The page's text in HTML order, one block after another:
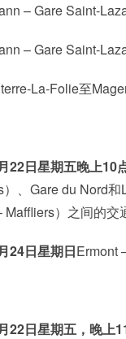
– Gare Saint-
– Gare Saint-
La-Folie至
22日星期五晚上10
、Gare du Nord
）之间的交
24日星期日Ermont
22日星期五，晚上